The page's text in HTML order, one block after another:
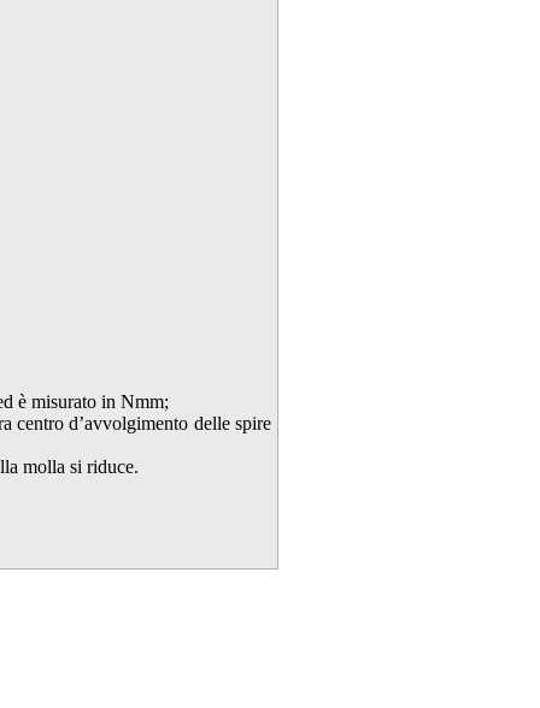
è misurato in Nmm;
centro d’avvolgimento delle spire
molla si riduce.